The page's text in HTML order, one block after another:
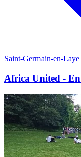
Saint-Germain-en-Laye
Africa United -